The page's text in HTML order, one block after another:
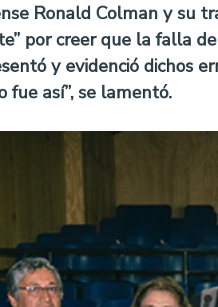
Ronald Colman y su
por creer que la falla
y evidenció dichos
fue así”, se lamentó.